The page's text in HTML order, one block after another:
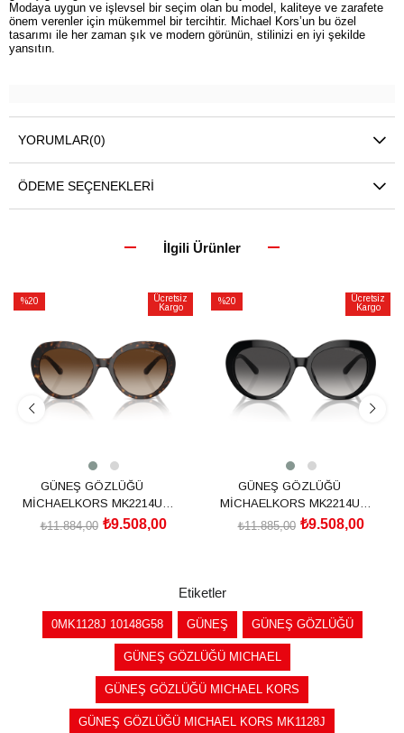
Modaya uygun ve işlevsel bir seçim olan bu model, kaliteye ve zarafete
önem verenler için mükemmel bir tercihtir. Michael Kors’un bu özel
tasarımı ile her zaman şık ve modern görünün, stilinizi en iyi şekilde
yansıtın.
YORUMLAR(0)
ÖDEME SEÇENEKLERI
İlgili Ürünler
%20
Ücretsiz
Kargo
GÜNEŞ GÖZLÜĞÜ
MİCHAELKORS MK2214U
30061356₺9.508,00
₺11.884,00
%20
%20İndirim
Ücretsiz
Kargo
GÜNEŞ GÖZLÜĞÜ
MİCHAELKORS MK2214U
30058G56₺9.508,00
₺11.885,00
Etiketler
0MK1128J 10148G58 GÜNEŞ GÜNEŞ GÖZLÜĞÜ
GÜNEŞ GÖZLÜĞÜ MICHAEL
GÜNEŞ GÖZLÜĞÜ MICHAEL KORS
GÜNEŞ GÖZLÜĞÜ MICHAEL KORS MK1128J